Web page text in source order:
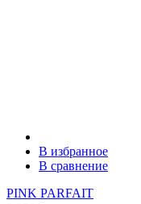
В избранное
В сравнение
PINK PARFAIT